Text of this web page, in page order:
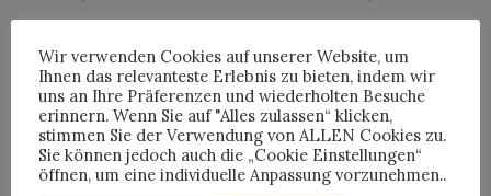
kann mich gut dran erinnern, wie sich noch
vor wenigen Jahren junge Männer
aufmachten, um am Vatertag mit
Bollerwagen auf Tour zu gehen. Ein (meist
nicht schöner) Anblick, der immer seltener
Wir verwenden Cookies auf unserer Website, um
Ihnen das relevanteste Erlebnis zu bieten, indem wir
uns an Ihre Präferenzen und wiederholten Besuche
erinnern. Wenn Sie auf "Alles zulassen“ klicken,
stimmen Sie der Verwendung von ALLEN Cookies zu.
Sie können jedoch auch die „Cookie Einstellungen“
öffnen, um eine individuelle Anpassung vorzunehmen..